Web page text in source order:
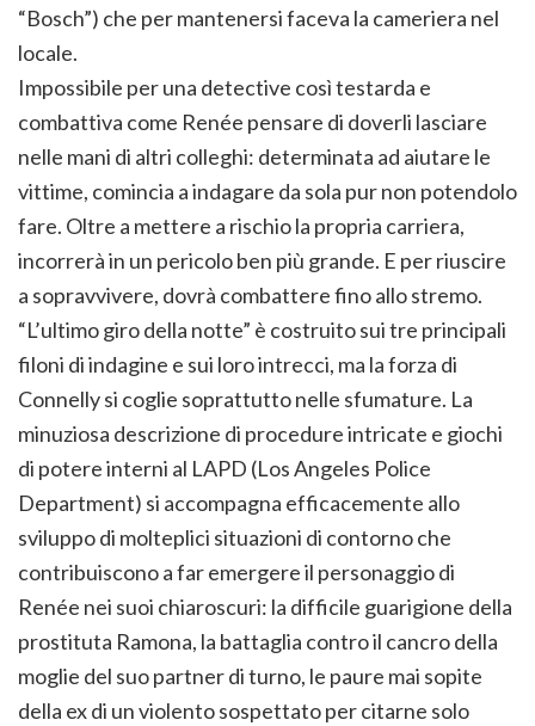
“Bosch”) che per mantenersi faceva la cameriera nel
locale.
Impossibile per una detective così testarda e
combattiva come Renée pensare di doverli lasciare
nelle mani di altri colleghi: determinata ad aiutare le
vittime, comincia a indagare da sola pur non potendolo
fare. Oltre a mettere a rischio la propria carriera,
incorrerà in un pericolo ben più grande. E per riuscire
a sopravvivere, dovrà combattere fino allo stremo.
“L’ultimo giro della notte” è costruito sui tre principali
filoni di indagine e sui loro intrecci, ma la forza di
Connelly si coglie soprattutto nelle sfumature. La
minuziosa descrizione di procedure intricate e giochi
di potere interni al LAPD (Los Angeles Police
Department) si accompagna efficacemente allo
sviluppo di molteplici situazioni di contorno che
contribuiscono a far emergere il personaggio di
Renée nei suoi chiaroscuri: la difficile guarigione della
prostituta Ramona, la battaglia contro il cancro della
moglie del suo partner di turno, le paure mai sopite
della ex di un violento sospettato per citarne solo